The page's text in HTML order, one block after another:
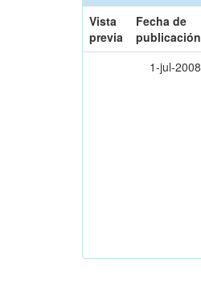
Vista
previa
Fecha de
publicación
1-jul-2008